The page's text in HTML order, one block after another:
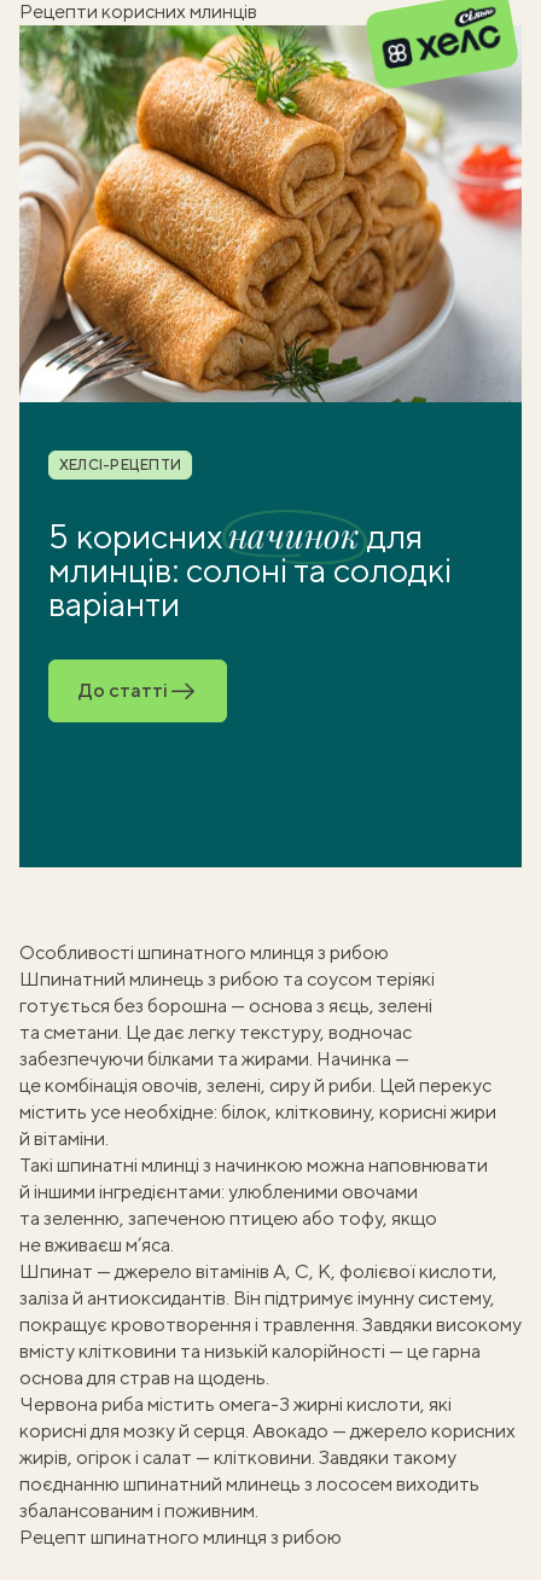
Рецепти корисних млинців
Рубрика
ХЕЛСІ-РЕЦЕПТИ
5 кориснихначинокдля
млинців: солоні та солодкі
варіанти
До статті
Особливості шпинатного млинця з рибою
Шпинатний млинець з рибою та соусом теріякі
готується без борошна — основа з яєць, зелені
та сметани. Це дає легку текстуру, водночас
забезпечуючи білками та жирами. Начинка —
це комбінація овочів, зелені, сиру й риби. Цей перекус
містить усе необхідне: білок, клітковину, корисні жири
й вітаміни.
Такі шпинатні млинці з начинкою можна наповнювати
й іншими інгредієнтами: улюбленими овочами
та зеленню, запеченою птицею або тофу, якщо
не вживаєш м’яса.
Шпинат — джерело вітамінів A, C, K, фолієвої кислоти,
заліза й антиоксидантів. Він підтримує імунну систему,
покращує кровотворення і травлення. Завдяки високому
вмісту клітковини та низькій калорійності — це гарна
основа для страв на щодень.
Червона риба містить омега-3 жирні кислоти, які
корисні для мозку й серця. Авокадо — джерело корисних
жирів, огірок і салат — клітковини. Завдяки такому
поєднанню шпинатний млинець з лососем виходить
збалансованим і поживним.
Рецепт шпинатного млинця з рибою